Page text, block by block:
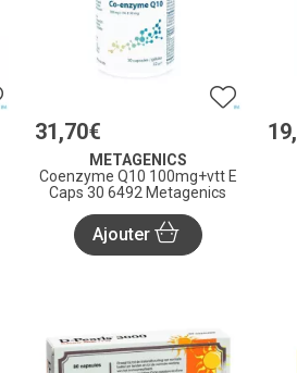
31,70€
METAGENICS
Coenzyme Q10 100mg+vtt E
Caps 30 6492 Metagenics
Ajouter
19,